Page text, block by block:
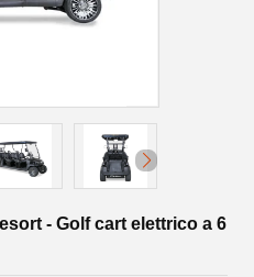
- Golf cart elettrico a 6